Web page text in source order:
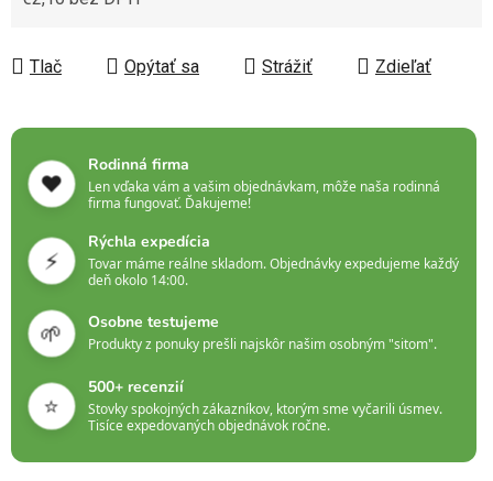
Tlač
Opýtať sa Strážiť Zdieľať
❤️
Rodinná firma
Len vďaka vám a vašim objednávkam, môže naša rodinná
firma fungovať. Ďakujeme!
⚡
Rýchla expedícia
Tovar máme reálne skladom. Objednávky expedujeme každý
deň okolo 14:00.
🌱 Osobne testujeme
Produkty z ponuky prešli najskôr našim osobným "sitom".
⭐
500+ recenzií
Stovky spokojných zákazníkov, ktorým sme vyčarili úsmev.
Tisíce expedovaných objednávok ročne.